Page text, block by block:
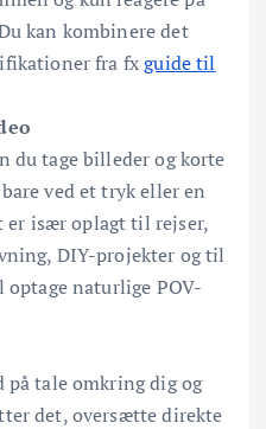
kan kombinere det
fra fxguide til
du tage billeder og korte
ved et tryk eller en
er især oplagt til rejser,
DIY-projekter og til
naturlige POV-
tale omkring dig og
det, oversætte direkte